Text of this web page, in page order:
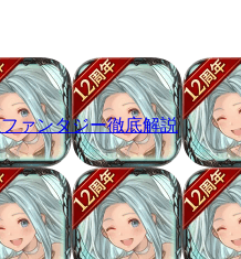
ァンタジー徹底解説